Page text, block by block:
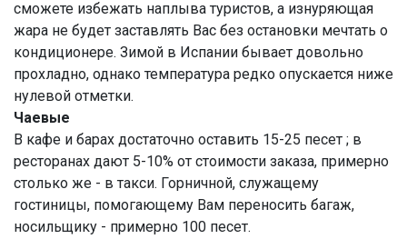
сможете избежать наплыва туристов, а изнуряющая
жара не будет заставлять Вас без остановки мечтать о
кондиционере. Зимой в Испании бывает довольно
прохладно, однако температура редко опускается ниже
нулевой отметки.
Чаевые
В кафе и барах достаточно оставить 15-25 песет ; в
ресторанах дают 5-10% от стоимости заказа, примерно
столько же - в такси. Горничной, служащему
гостиницы, помогающему Вам переносить багаж,
носильщику - примерно 100 песет.